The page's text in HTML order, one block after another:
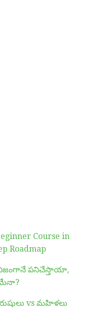
Course in
Roadmap
నిజంగానే పనిచేస్తాయా,
vs మహిళలు